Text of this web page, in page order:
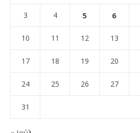
3 4 5 6
10 11 12 13
17 18 19 20
24 25 26 27
31